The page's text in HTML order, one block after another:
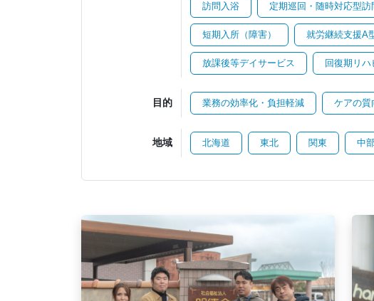
訪問入浴 定期巡回・随時対応型訪
短期入所（障害） 就労継続支援A
放課後等デイサービス 回復期リ
目的 業務の効率化・負担軽減 ケアの質
地域 北海道 東北 関東 中